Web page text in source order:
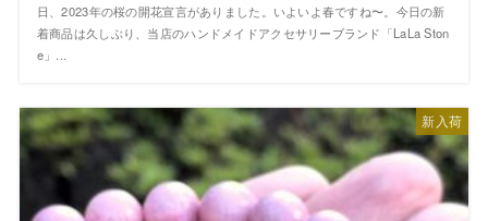
日、2023年の桜の開花宣言がありました。いよいよ春ですね〜。今日の新
着商品は久しぶり、当店のハンドメイドアクセサリーブランド「LaLa Ston
e」...
新入荷